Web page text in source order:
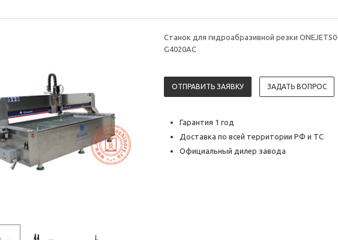
Станок для гидроабразивной резки
G4020AC
ОТПРАВИТЬ ЗАЯВКУ ЗАДАТЬ ВОПРОС
Гарантия 1 год
Доставка по всей территории РФ и ТС
Официальный дилер завода